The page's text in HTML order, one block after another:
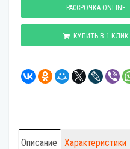
РАССРОЧКА ONLINE
КУПИТЬ В 1 КЛИК
Описание Характеристики